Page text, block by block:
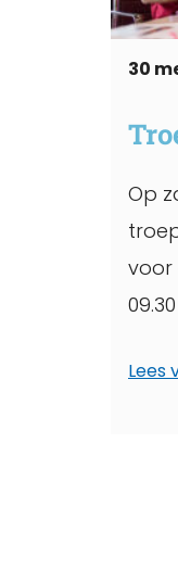
30
Op
voor
Lees